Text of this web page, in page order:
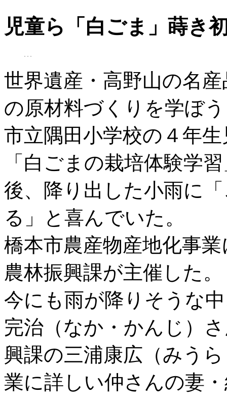
児童ら「白ごま」蒔き
世界遺産・高野山の名
の原材料づくりを学ぼ
市立隅田小学校の４年
「白ごまの栽培体験学
後、降り出した小雨に
る」と喜んでいた。
橋本市農産物産地化事
農林振興課が主催した。
今にも雨が降りそうな
完治（なか・かんじ）
興課の三浦康広（みう
業に詳しい仲さんの妻